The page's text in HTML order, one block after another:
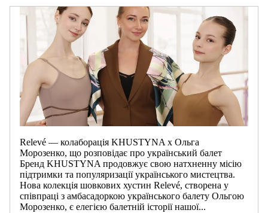
Relevé — колаборація KHUSTYNA х Ольга
Морозенко, що розповідає про український балет
Бренд KHUSTYNA продовжує свою натхненну місію
підтримки та популяризації українського мистецтва.
Нова колекція шовкових хустин Relevé, створена у
співпраці з амбасадоркою українського балету Ольгою
Морозенко, є елегією балетній історії нашої...